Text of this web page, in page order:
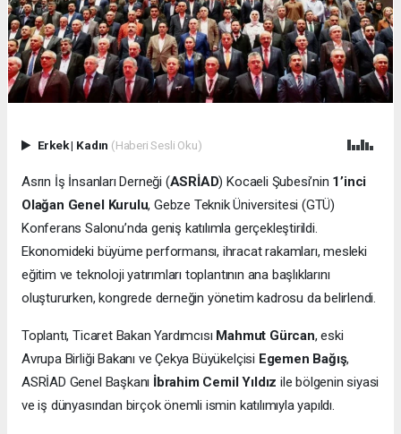
Erkek| Kadın (Haberi Sesli Oku)
Asrın İş İnsanları Derneği (ASRİAD) Kocaeli Şubesi’nin 1’inci
Olağan Genel Kurulu, Gebze Teknik Üniversitesi (GTÜ)
Konferans Salonu’nda geniş katılımla gerçekleştirildi.
Ekonomideki büyüme performansı, ihracat rakamları, mesleki
eğitim ve teknoloji yatırımları toplantının ana başlıklarını
oluştururken, kongrede derneğin yönetim kadrosu da belirlendi.
Toplantı, Ticaret Bakan Yardımcısı Mahmut Gürcan, eski
Avrupa Birliği Bakanı ve Çekya Büyükelçisi Egemen Bağış,
ASRİAD Genel Başkanı İbrahim Cemil Yıldız ile bölgenin siyasi
ve iş dünyasından birçok önemli ismin katılımıyla yapıldı.